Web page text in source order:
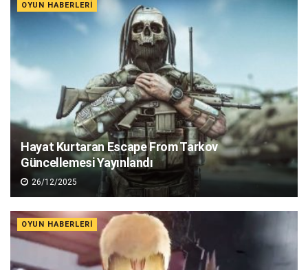
OYUN HABERLERI
Hayat Kurtaran Escape From Tarkov
Güncellemesi Yayınlandı
26/12/2025
OYUN HABERLERI